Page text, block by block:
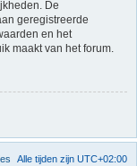
De
geregistreerde
en het
maakt van het forum.
Alle tijden zijn UTC+02:00